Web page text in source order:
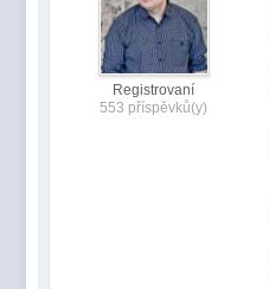
Registrovaní
553 příspěvků(y)